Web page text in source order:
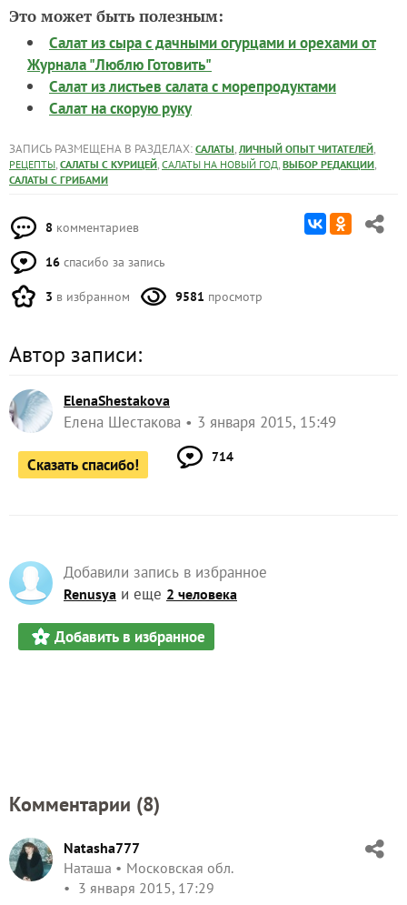
Это может быть полезным:
Салат из сыра с дачными огурцами и орехами от
Журнала "Люблю Готовить"
Салат из листьев салата с морепродуктами
Салат на скорую руку
ЗАПИСЬ РАЗМЕЩЕНА В РАЗДЕЛАХ: САЛАТЫ, ЛИЧНЫЙ ОПЫТ ЧИТАТЕЛЕЙ,
РЕЦЕПТЫ, САЛАТЫ С КУРИЦЕЙ, САЛАТЫ НА НОВЫЙ ГОД, ВЫБОР РЕДАКЦИИ,
САЛАТЫ С ГРИБАМИ
8 комментариев
16 спасибо за запись
3 в избранном 9581 просмотр
Автор записи:
ElenaShestakova
Елена Шестакова 3 января 2015, 15:49
Сказать спасибо! 714
Добавили запись в избранное
Renusya и еще 2 человека
Добавить в избранное
Комментарии (8)
Natasha777
Наташа
Московская обл.
3 января 2015, 17:29